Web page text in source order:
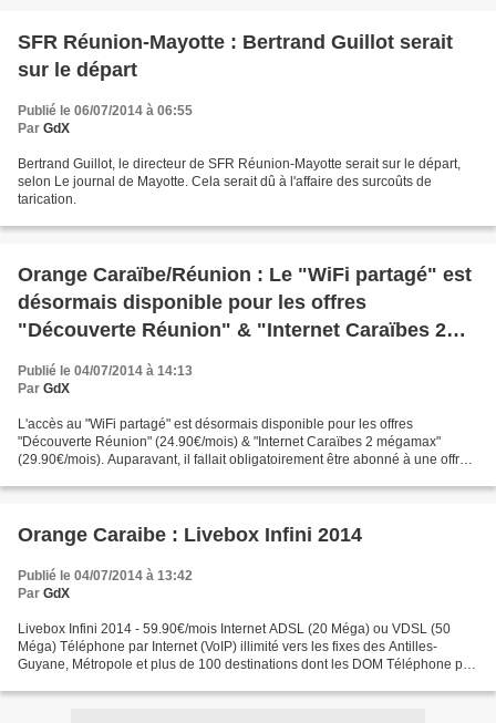
SFR Réunion-Mayotte : Bertrand Guillot serait
sur le départ
Publié le 06/07/2014 à 06:55
Par GdX
Bertrand Guillot, le directeur de SFR Réunion-Mayotte serait sur le départ,
selon Le journal de Mayotte. Cela serait dû à l'affaire des surcoûts de
tarication.
Orange Caraïbe/Réunion : Le "WiFi partagé" est
désormais disponible pour les offres
"Découverte Réunion" & "Internet Caraïbes 2
Publié le 04/07/2014 à 14:13
Par GdX
L'accès au "WiFi partagé" est désormais disponible pour les offres
"Découverte Réunion" (24.90€/mois) & "Internet Caraïbes 2 mégamax"
(29.90€/mois). Auparavant, il fallait obligatoirement être abonné à une offre
Orange Caraibe : Livebox Infini 2014
Publié le 04/07/2014 à 13:42
Par GdX
Livebox Infini 2014 - 59.90€/mois Internet ADSL (20 Méga) ou VDSL (50
Méga) Téléphone par Internet (VoIP) illimité vers les fixes des Antilles-
Guyane, Métropole et plus de 100 destinations dont les DOM Téléphone par